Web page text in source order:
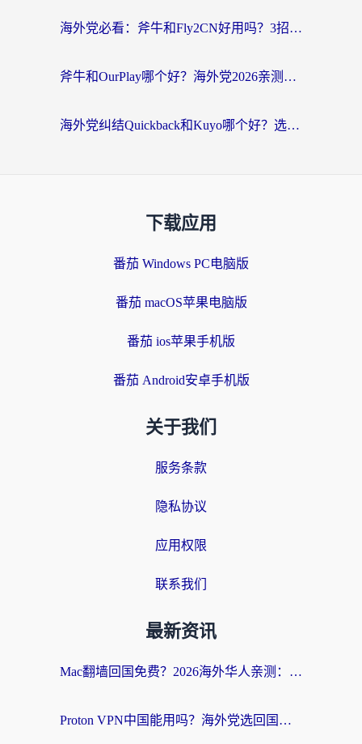
海外党必看：斧牛和Fly2CN好用吗？3招教你选对回国加速器（附免费试用攻略）
斧牛和OurPlay哪个好？海外党2026亲测：选对加速器，国内资源秒加载
海外党纠结Quickback和Kuyo哪个好？选对回国加速器才能无缝刷国内资源
下载应用
番茄 Windows PC电脑版
番茄 macOS苹果电脑版
番茄 ios苹果手机版
番茄 Android安卓手机版
关于我们
服务条款
隐私协议
应用权限
联系我们
最新资讯
Mac翻墙回国免费？2026海外华人亲测：从CCTV5直播到国内APP，这样选加速器才靠谱
Proton VPN中国能用吗？海外党选回国加速器的避坑指南（附番茄加速器实测）